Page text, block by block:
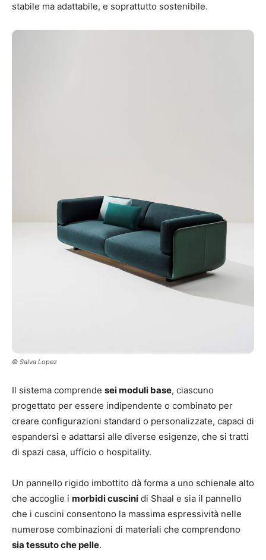
stabile ma adattabile, e soprattutto sostenibile.
© Salva Lopez
Il sistema comprende sei moduli base, ciascuno
progettato per essere indipendente o combinato per
creare configurazioni standard o personalizzate, capaci di
espandersi e adattarsi alle diverse esigenze, che si tratti
di spazi casa, ufficio o hospitality.
Un pannello rigido imbottito dà forma a uno schienale alto
che accoglie i morbidi cuscini di Shaal e sia il pannello
che i cuscini consentono la massima espressività nelle
numerose combinazioni di materiali che comprendono
sia tessuto che pelle.